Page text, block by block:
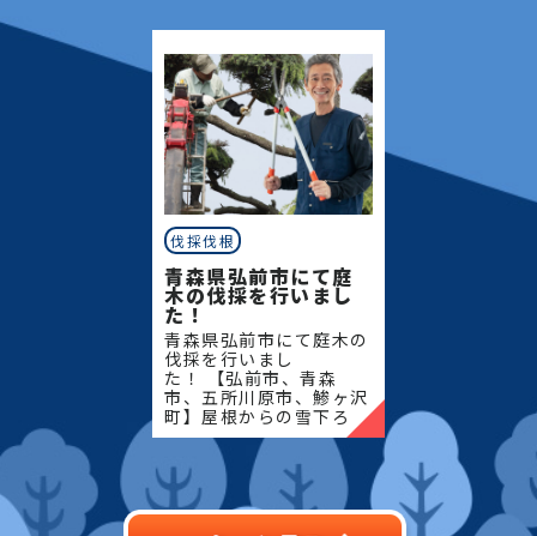
定・草刈りなどのお庭の
こと、造園・
定・草刈りなどのお庭の
こと、造園・
伐採伐根
青森県弘前市にて庭
木の伐採を行いまし
た！
青森県弘前市にて庭木の
伐採を行いまし
た！ 【弘前市、青森
市、五所川原市、鯵ヶ沢
町】屋根からの雪下ろ
し・除雪・排雪などの作
業もお任せください！地
域密着で伐採・抜根・剪
定・草刈りなどのお庭の
こと、造園・